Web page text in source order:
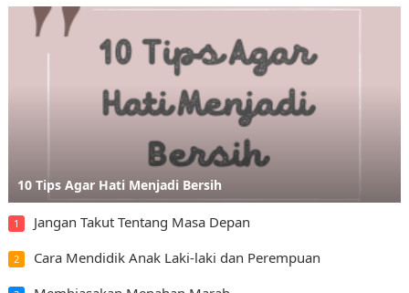
10 Tips Agar Hati Menjadi Bersih
1 Jangan Takut Tentang Masa Depan
2 Cara Mendidik Anak Laki-laki dan Perempuan